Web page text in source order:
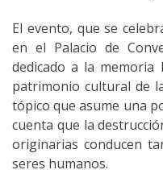
El evento, que se
en el Palacio de
dedicado a la memoria
patrimonio cultural de
tópico que asume una
cuenta que la
originarias conducen
seres humanos.